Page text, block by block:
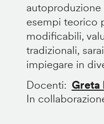
esempi teorico
modificabili,
tradizionali,
impiegare in
Docenti
Greta
In